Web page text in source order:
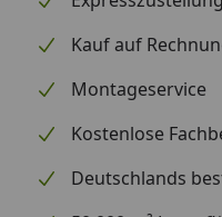
Kauf auf
Montageservice
Kostenlose
Deutschlands